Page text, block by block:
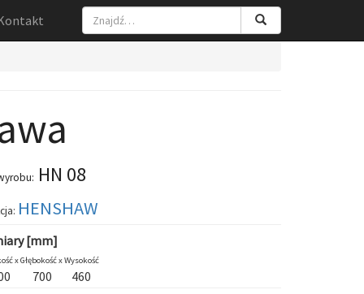
HN 08
HENSHAW
[mm]
xGłębokość xWysokość
700
460